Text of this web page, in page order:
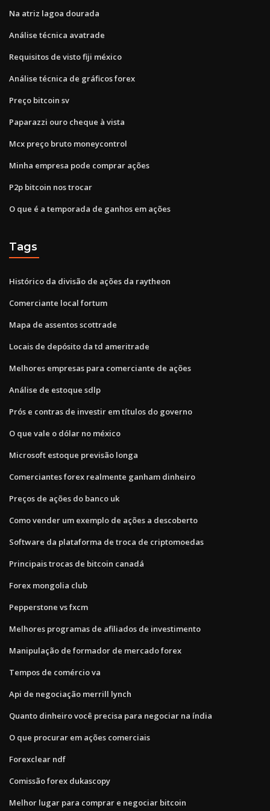
Na atriz lagoa dourada
Análise técnica avatrade
Requisitos de visto fiji méxico
Análise técnica de gráficos forex
Preço bitcoin sv
Paparazzi ouro cheque à vista
Mcx preço bruto moneycontrol
Minha empresa pode comprar ações
P2p bitcoin nos trocar
O que é a temporada de ganhos em ações
Tags
Histórico da divisão de ações da raytheon
Comerciante local fortum
Mapa de assentos scottrade
Locais de depósito da td ameritrade
Melhores empresas para comerciante de ações
Análise de estoque sdlp
Prós e contras de investir em títulos do governo
O que vale o dólar no méxico
Microsoft estoque previsão longa
Comerciantes forex realmente ganham dinheiro
Preços de ações do banco uk
Como vender um exemplo de ações a descoberto
Software da plataforma de troca de criptomoedas
Principais trocas de bitcoin canadá
Forex mongolia club
Pepperstone vs fxcm
Melhores programas de afiliados de investimento
Manipulação de formador de mercado forex
Tempos de comércio va
Api de negociação merrill lynch
Quanto dinheiro você precisa para negociar na índia
O que procurar em ações comerciais
Forexclear ndf
Comissão forex dukascopy
Melhor lugar para comprar e negociar bitcoin